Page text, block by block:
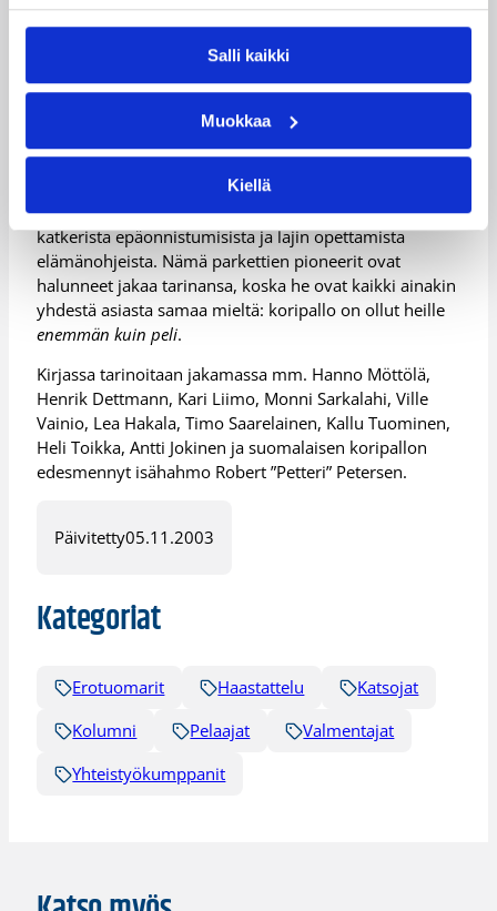
Salli kaikki
Muokkaa
Kiellä
KTP-Namika
Lahti
8.
3
Urheilutalo
Mikko Simonin kirjoittamassa teoksessa suomalaiset
koripalloihmiset kertovat ikimuistoisista saavutuksista,
katkerista epäonnistumisista ja lajin opettamista
elämänohjeista. Nämä parkettien pioneerit ovat
halunneet jakaa tarinansa, koska he ovat kaikki ainakin
yhdestä asiasta samaa mieltä: koripallo on ollut heille
enemmän kuin peli.
Kirjassa tarinoitaan jakamassa mm. Hanno Möttölä,
Henrik Dettmann, Kari Liimo, Monni Sarkalahi, Ville
Vainio, Lea Hakala, Timo Saarelainen, Kallu Tuominen,
Heli Toikka, Antti Jokinen ja suomalaisen koripallon
edesmennyt isähahmo Robert ”Petteri” Petersen.
Päivitetty05.11.2003
Kategoriat
Erotuomarit Haastattelu
Katsojat
Kolumni
Pelaajat
Valmentajat
Yhteistyökumppanit